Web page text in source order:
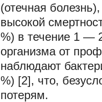
(отечная
высокой
%) в течение 1 —
организма от
наблюдают
%) [2], что,
потерям.